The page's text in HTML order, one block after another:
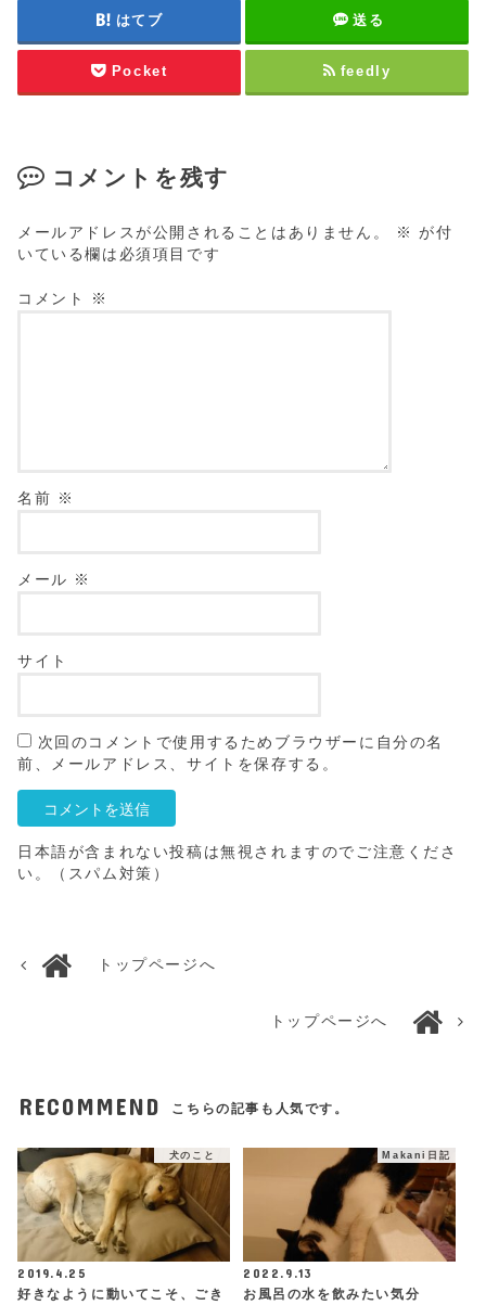
はてブ 送る
Pocket feedly
コメントを残す
メールアドレスが公開されることはありません。 ※ が付
いている欄は必須項目です
コメント ※
名前 ※
メール ※
サイト
次回のコメントで使用するためブラウザーに自分の名
前、メールアドレス、サイトを保存する。
日本語が含まれない投稿は無視されますのでご注意くださ
い。（スパム対策）
トップページへ
トップページへ
RECOMMEND こちらの記事も人気です。
犬のこと
2019.4.25
好きなように動いてこそ、ごき
Makani日記
2022.9.13
お風呂の水を飲みたい気分